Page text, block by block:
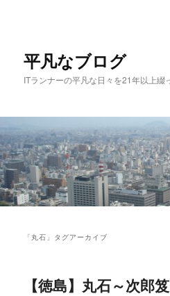
移
動
動
平凡なブログ
ITランナーの平凡な日々を21年以上綴
「 丸石 」タグアーカイブ
【徳島】丸石～次郎